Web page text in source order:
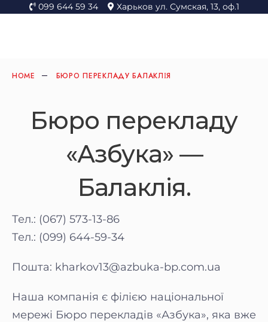
099 644 59 34 Харьков ул. Сумская, 13, оф.1
HOME БЮРО ПЕРЕКЛАДУ БАЛАКЛІЯ
Бюро перекладу
«Азбука» —
Балаклія.
Тел.: (067) 573-13-86
Тел.: (099) 644-59-34
Пошта: kharkov13@azbuka-bp.com.ua
Наша компанія є філією національної
мережі Бюро перекладів «Азбука», яка вже